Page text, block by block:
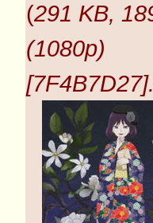
(291 KB,
(1080p)